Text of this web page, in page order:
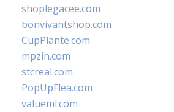
shoplegacee.com
bonvivantshop.com
CupPlante.com
mpzin.com
stcreal.com
PopUpFlea.com
valueml.com